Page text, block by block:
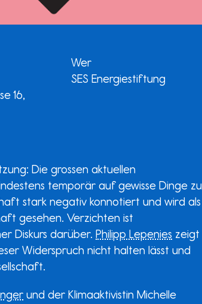
16,
Wer
SES Energiestiftung
Die grossen aktuellen
temporär auf gewisse Dinge zu
stark negativ konnotiert und wird als
gesehen. Verzichten ist
Diskurs darüber. Philipp Lepenies zeigt
Widerspruch nicht halten lässt und
und der Klimaaktivistin Michelle